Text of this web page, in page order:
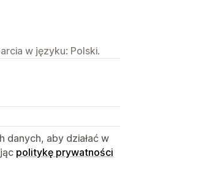
w języku: Polski.
danych, aby działać w
politykę prywatności